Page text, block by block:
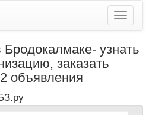
узнать
заказать
объявления